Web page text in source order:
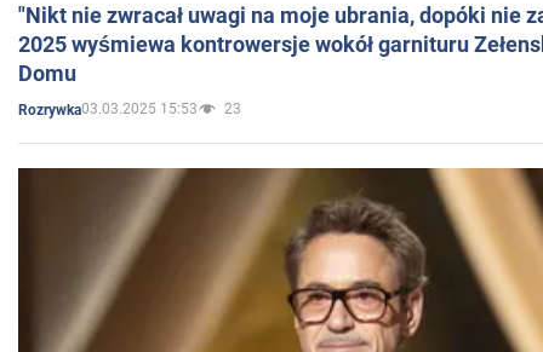
"Nikt nie zwracał uwagi na moje ubrania, dopóki nie
2025 wyśmiewa kontrowersje wokół garnituru
Domu
Rozrywka03.03.2025 15:53 23